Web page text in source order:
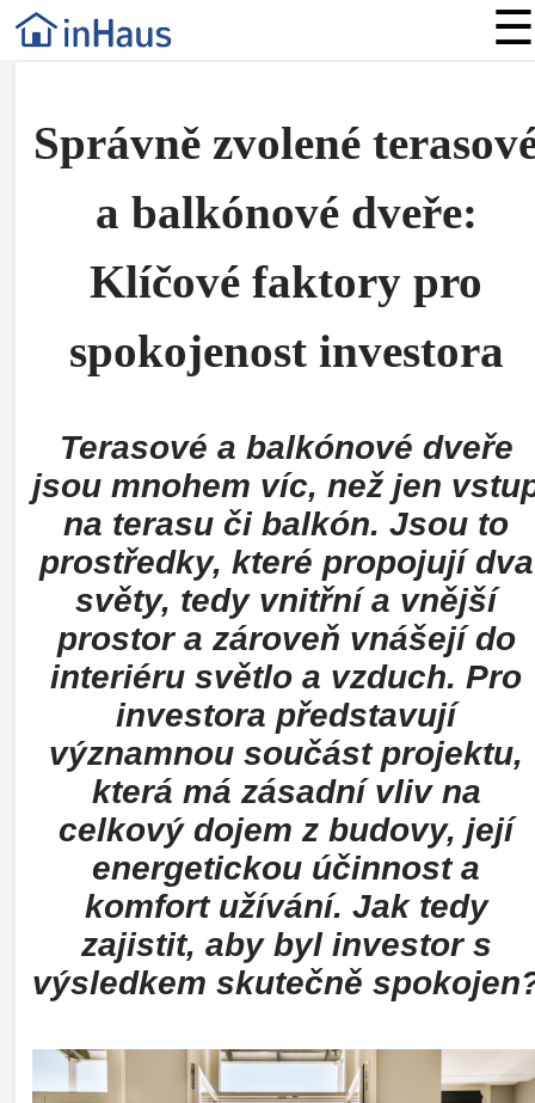
☰
Správně zvolené
a balkónové dveře:
Klíčové faktory pro
spokojenost investora
Terasové a balkónové dveře
jsou mnohem víc, než jen
na terasu či balkón. Jsou to
prostředky, které propojují dva
světy, tedy vnitřní a vnější
prostor a zároveň vnášejí do
interiéru světlo a vzduch. Pro
investora představují
významnou součást projektu,
která má zásadní vliv na
celkový dojem z budovy, její
energetickou účinnost a
komfort užívání. Jak tedy
zajistit, aby byl investor s
výsledkem skutečně